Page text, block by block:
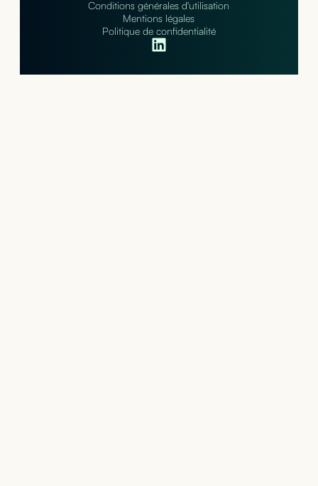
Conditions générales d'utilisation
Mentions légales
Politique de confidentialité